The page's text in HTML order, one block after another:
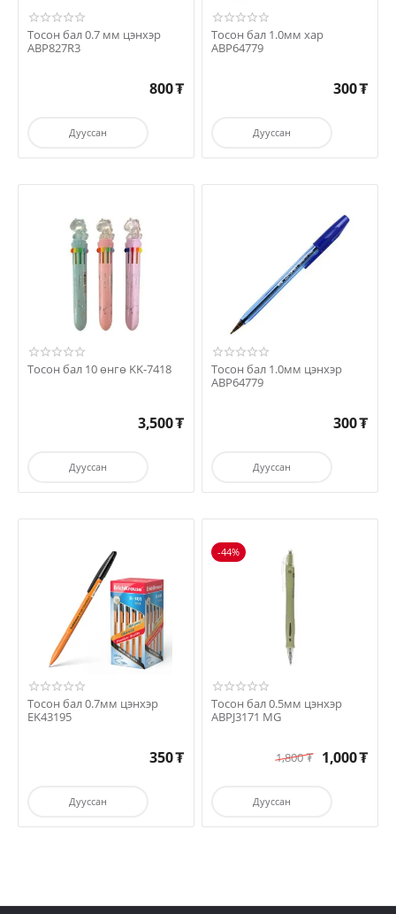
Тосон бал 0.7 мм цэнхэр
ABP827R3
800₮
Дууссан
Тосон бал 1.0мм хар
ABP64779
300₮
Дууссан
Тосон бал 10 өнгө KK-7418
3,500₮
Дууссан
Тосон бал 1.0мм цэнхэр
ABP64779
300₮
Дууссан
Тосон бал 0.7мм цэнхэр
EK43195
350₮
Дууссан
-44%
Тосон бал 0.5мм цэнхэр
ABPJ3171 MG
1,800₮ 1,000₮
Дууссан